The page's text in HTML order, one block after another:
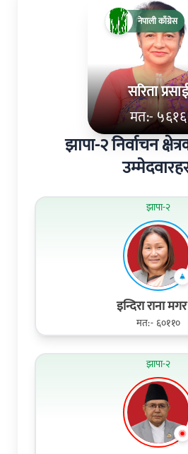
सरिता
मत:- ५६१६
नेपाली काँग्रेस
झापा-२ निर्वाचन
झापा-२
इन्दिरा राना मगर
मत:- ६०११०
झापा-२